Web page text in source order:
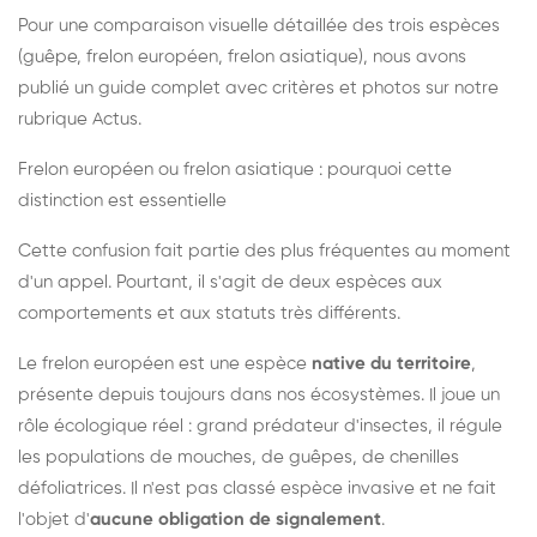
Pour une comparaison visuelle détaillée des trois espèces
(guêpe, frelon européen, frelon asiatique), nous avons
publié un guide complet avec critères et photos sur notre
rubrique Actus.
Frelon européen ou frelon asiatique : pourquoi cette
distinction est essentielle
Cette confusion fait partie des plus fréquentes au moment
d'un appel. Pourtant, il s'agit de deux espèces aux
comportements et aux statuts très différents.
Le frelon européen est une espèce native du territoire,
présente depuis toujours dans nos écosystèmes. Il joue un
rôle écologique réel : grand prédateur d'insectes, il régule
les populations de mouches, de guêpes, de chenilles
défoliatrices. Il n'est pas classé espèce invasive et ne fait
l'objet d'aucune obligation de signalement.